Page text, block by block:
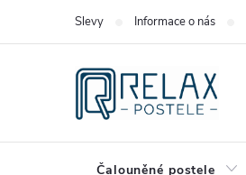
Slevy Informace o nás
Čalouněné postele